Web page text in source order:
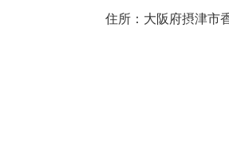
住所：大阪府摂津市